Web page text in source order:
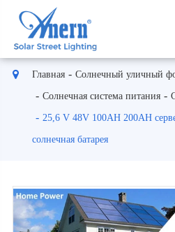
Главная Солнечный уличный
Солнечная система питания
25,6 V 48V 100AH 200AH
солнечная батарея